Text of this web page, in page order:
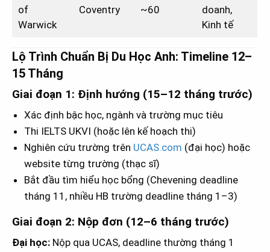
of
Warwick
Coventry ~60
doanh,
Kinh tế
Lộ Trình Chuẩn Bị Du Học Anh: Timeline 12–
15 Tháng
Giai đoạn 1: Định hướng (15–12 tháng trước)
Xác định bậc học, ngành và trường mục tiêu
Thi IELTS UKVI (hoặc lên kế hoạch thi)
Nghiên cứu trường trên UCAS.com (đại học) hoặc
website từng trường (thạc sĩ)
Bắt đầu tìm hiểu học bổng (Chevening deadline
tháng 11, nhiều HB trường deadline tháng 1–3)
Giai đoạn 2: Nộp đơn (12–6 tháng trước)
Đại học: Nộp qua UCAS, deadline thường tháng 1